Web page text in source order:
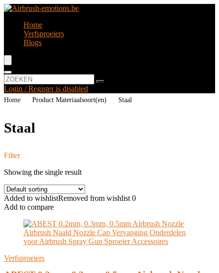
Home
Verfsproeiers
Blogs
Login / Register is disabled
Home Product Materiaalsoort(en) ‎Staal
‎Staal
Filter
Showing the single result
Added to wishlistRemoved from wishlist 0
Add to compare
Verfsproeiers